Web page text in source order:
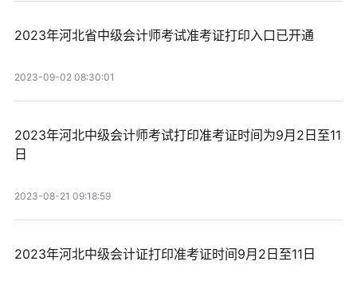
2023年河北省中级会计师考试准考证打印入口已开通
2023-09-02 08:30:01
2023年河北中级会计师考试打印准考证时间为9月2日至11
日
2023-08-21 09:18:59
2023年河北中级会计证打印准考证时间9月2日至11日